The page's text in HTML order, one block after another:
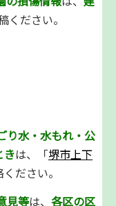
ください。
り水・水もれ・公
きは、「堺市上下
ださい。
見等は、 各区の区